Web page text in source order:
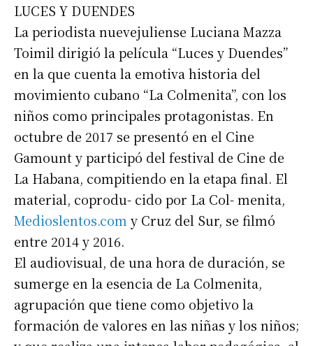
LUCES Y DUENDES
La periodista nuevejuliense Luciana Mazza
Toimil dirigió la película “Luces y Duendes”
en la que cuenta la emotiva historia del
movimiento cubano “La Colmenita”, con los
niños como principales protagonistas. En
octubre de 2017 se presentó en el Cine
Gamount y participó del festival de Cine de
La Habana, compitiendo en la etapa final. El
material, coprodu- cido por La Col- menita,
Medioslentos.com y Cruz del Sur, se filmó
entre 2014 y 2016.
El audiovisual, de una hora de duración, se
sumerge en la esencia de La Colmenita,
agrupación que tiene como objetivo la
formación de valores en las niñas y los niños;